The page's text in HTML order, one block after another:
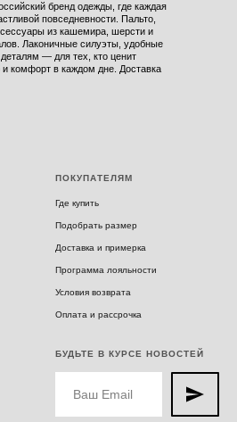
бренд одежды, где каждая
повседневности. Пальто,
из кашемира, шерсти и
Лаконичные силуэты, удобные
— для тех, кто ценит
и комфорт в каждом дне. Доставка
ПОКУПАТЕЛЯМ
Где купить
Подобрать размер
Доставка и примерка
Программа лояльности
Условия возврата
Оплата и рассрочка
БУДЬТЕ В КУРСЕ НОВОСТЕЙ